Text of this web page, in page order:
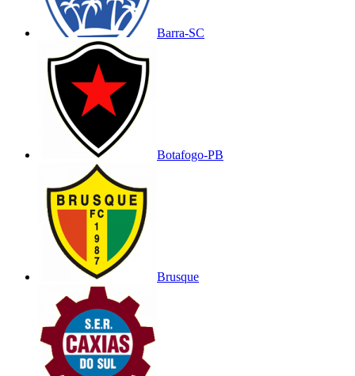
Barra-SC
Botafogo-PB
Brusque